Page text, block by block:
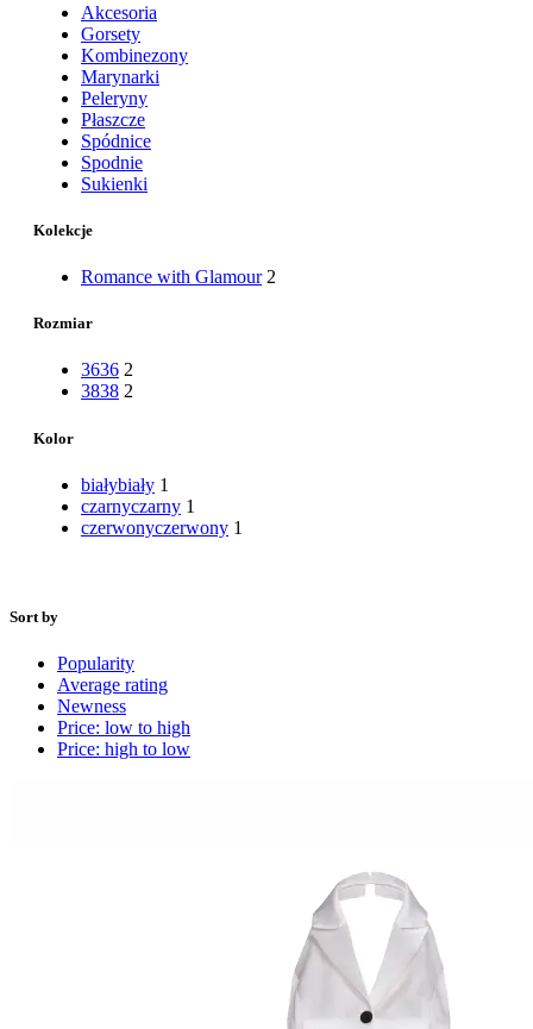
Akcesoria
Gorsety
Kombinezony
Marynarki
Peleryny
Płaszcze
Spódnice
Spodnie
Sukienki
Kolekcje
Romance with Glamour 2
Rozmiar
3636 2
3838 2
Kolor
białybiały 1
czarnyczarny 1
czerwonyczerwony 1
Sort by
Popularity
Average rating
Newness
Price: low to high
Price: high to low